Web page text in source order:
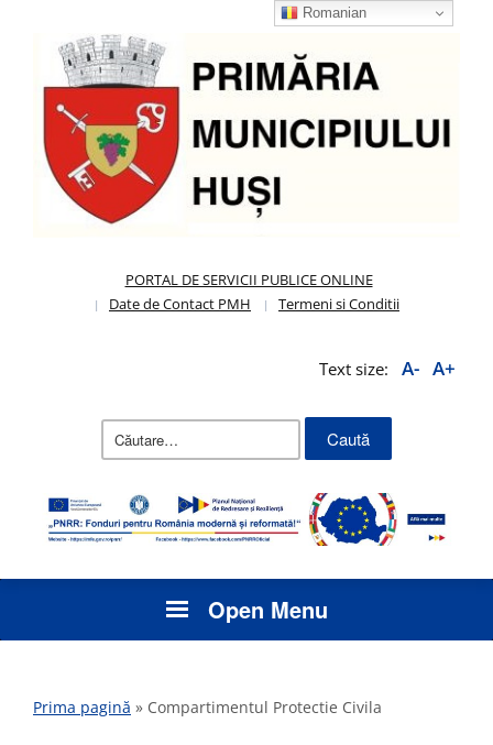
PORTAL DE SERVICII PUBLICE ONLINE
Date de Contact PMH
Termeni si Conditii
Text size: A- A+
Caută
Open Menu
Prima pagină » Compartimentul Protectie Civila
Romanian